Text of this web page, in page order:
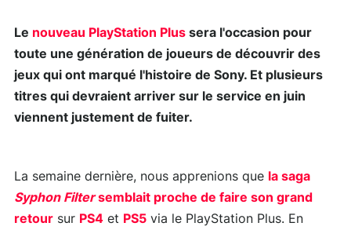
Le nouveau PlayStation Plus sera l'occasion pour
toute une génération de joueurs de découvrir des
jeux qui ont marqué l'histoire de Sony. Et plusieurs
titres qui devraient arriver sur le service en juin
viennent justement de fuiter.
La semaine dernière, nous apprenions que la saga
Syphon Filtersemblait proche de faire son grand
retour sur PS4 et PS5 via le PlayStation Plus. En